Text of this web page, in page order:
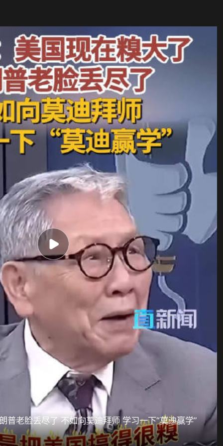
普老脸丢尽了 不如向莫迪拜师 学习一下“莫迪赢学”